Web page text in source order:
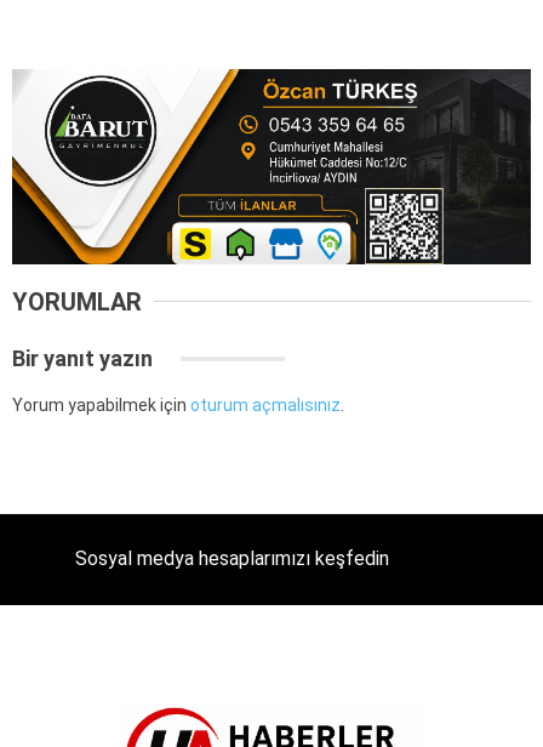
YORUMLAR
Bir yanıt yazın
Yorum yapabilmek için oturum açmalısınız
Sosyal medya hesaplarımızı keşfedin